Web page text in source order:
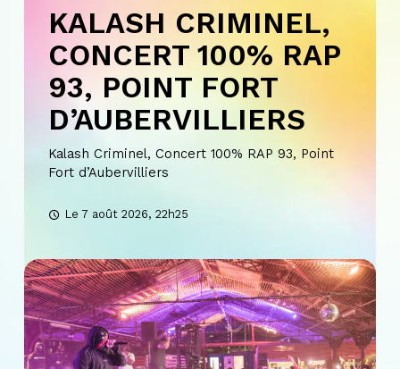
KALASH CRIMINEL,
CONCERT 100% RAP
93, POINT FORT
D’AUBERVILLIERS
Kalash Criminel, Concert 100% RAP 93, Point
Fort d’Aubervilliers
Le 7 août 2026, 22h25